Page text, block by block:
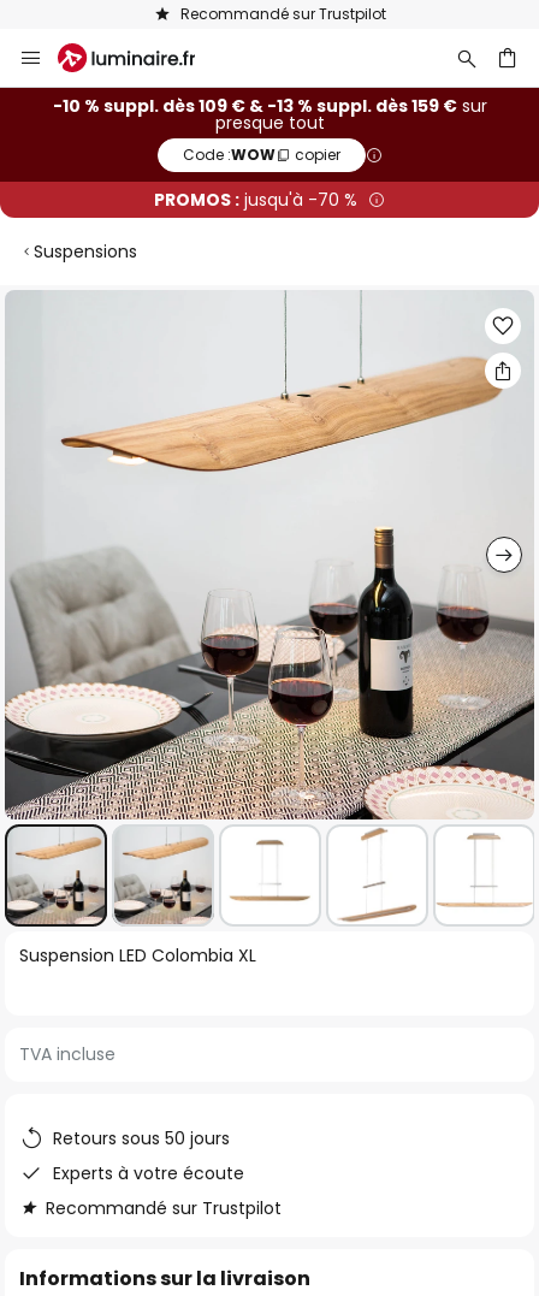
Recommandé sur Trustpilot
Allez
au
contenu
-10 % suppl. dès 109 € & -13 % suppl. dès 159 €sur
presque tout
Code :WOW copier
PROMOS : jusqu'à -70 %
Suspensions
Skip
Skip
images
gallery
Suspension LED Colombia XL
TVA incluse
Retours sous 50 jours
Experts à votre écoute
Recommandé sur Trustpilot
Informations sur la livraison